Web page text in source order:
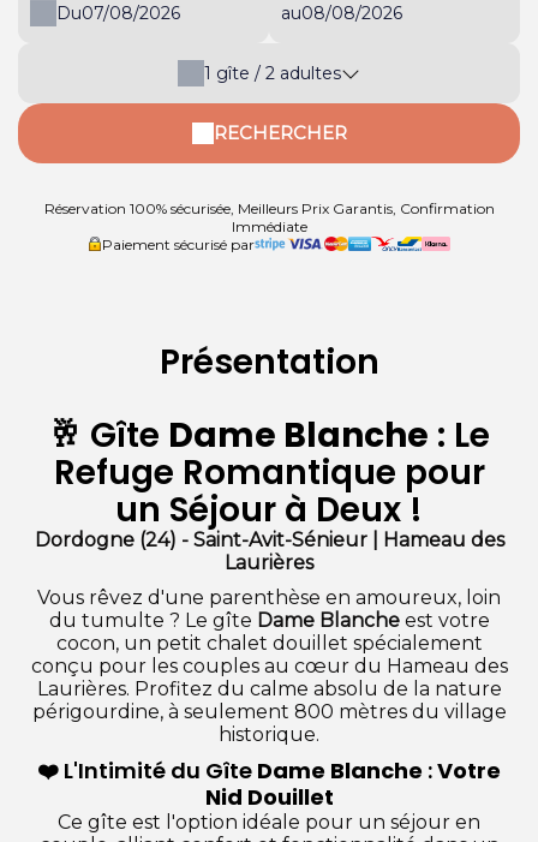
Du au
1 gîte / 2 adultes
RECHERCHER
Réservation 100% sécurisée, Meilleurs Prix Garantis, Confirmation
Immédiate
Paiement sécurisé par
Présentation
🥂 Gîte Dame Blanche : Le
Refuge Romantique pour
un Séjour à Deux !
Dordogne (24) - Saint-Avit-Sénieur | Hameau des
Laurières
Vous rêvez d'une parenthèse en amoureux, loin
du tumulte ? Le gîte Dame Blancheest votre
cocon, un petit chalet douillet spécialement
conçu pour les couples au cœur du Hameau des
Laurières. Profitez du calme absolu de la nature
périgourdine, à seulement 800 mètres du village
historique.
❤️ L'Intimité du Gîte Dame Blanche :Votre
Nid Douillet
Ce gîte est l'option idéale pour un séjour en